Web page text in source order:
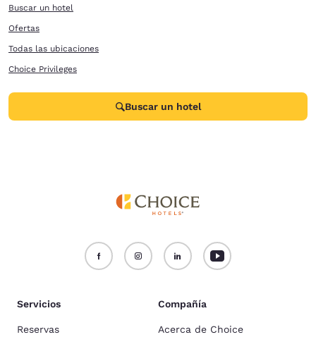
Buscar un hotel
Ofertas
Todas las ubicaciones
Choice Privileges
Buscar un hotel
Servicios
Reservas
Compañía
Acerca de Choice